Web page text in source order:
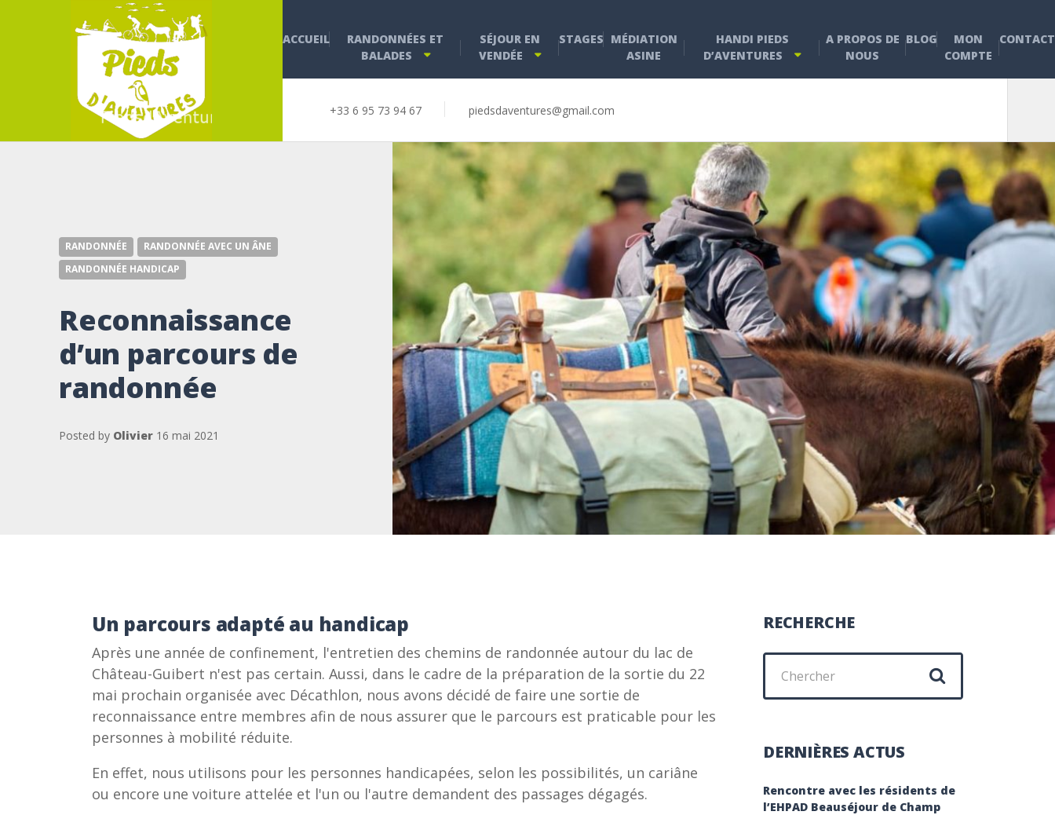
ACCUEIL
RANDONNÉES ET
BALADES
SÉJOUR EN
VENDÉE
STAGES MÉDIATION
ASINE
HANDI PIEDS
D’AVENTURES
A PROPOS DE
NOUS
BLOG
MON
COMPTE
CONTACT
+33 6 95 73 94 67 piedsdaventures@gmail.com
RANDONNÉE
RANDONNÉE AVEC UN ÂNE
RANDONNÉE HANDICAP
Reconnaissance
d’un parcours de
randonnée
Posted by Olivier 16 mai 2021
Un parcours adapté au handicap
Après une année de confinement, l'entretien des chemins de randonnée autour du lac de
Château-Guibert n'est pas certain. Aussi, dans le cadre de la préparation de la sortie du 22
mai prochain organisée avec Décathlon, nous avons décidé de faire une sortie de
reconnaissance entre membres afin de nous assurer que le parcours est praticable pour les
personnes à mobilité réduite.
En effet, nous utilisons pour les personnes handicapées, selon les possibilités, un cariâne
ou encore une voiture attelée et l'un ou l'autre demandent des passages dégagés.
RECHERCHE
Chercher
DERNIÈRES ACTUS
Rencontre avec les résidents de
l’EHPAD Beauséjour de Champ